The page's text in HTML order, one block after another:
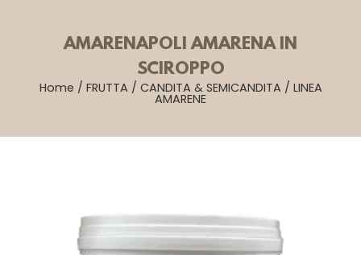
AMARENAPOLI AMARENA IN
SCIROPPO
Home / FRUTTA / CANDITA & SEMICANDITA / LINEA
AMARENE